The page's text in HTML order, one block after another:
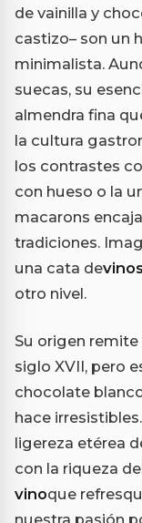
de vainilla y
castizo– son un
minimalista.
suecas, su
almendra fina
la cultura
los contrastes
con hueso o la
macarons
tradiciones.
una cata de
otro nivel.
Su origen
siglo XVII, pero
chocolate
hace
ligereza etérea
con la riqueza
vinoque